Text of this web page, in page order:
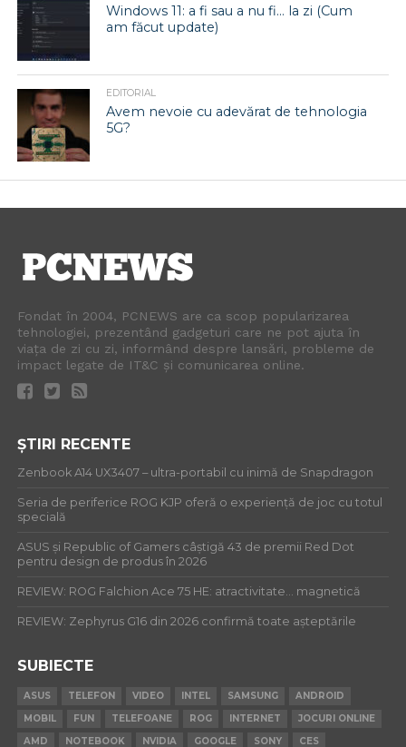
Windows 11: a fi sau a nu fi… la zi (Cum
am făcut update)
EDITORIAL
Avem nevoie cu adevărat de tehnologia
5G?
Fondat în 2004, PCNEWS are ca scop popularizarea
tehnologiei, prezentând gadgeturi care ne pot ajuta în
viața de zi cu zi, informând despre lansări, probleme de
impact legate de IT&C și comunicarea online.
ȘTIRI RECENTE
Zenbook A14 UX3407 – ultra-portabil cu inimă de Snapdragon
Seria de periferice ROG KJP oferă o experiență de joc cu totul
specială
ASUS și Republic of Gamers câștigă 43 de premii Red Dot
pentru design de produs în 2026
REVIEW: ROG Falchion Ace 75 HE: atractivitate… magnetică
REVIEW: Zephyrus G16 din 2026 confirmă toate așteptările
SUBIECTE
ASUS TELEFON VIDEO INTEL SAMSUNG
ANDROID
MOBIL
FUN TELEFOANE ROG INTERNET
JOCURI ONLINE
AMD
NOTEBOOK NVIDIA GOOGLE SONY CES